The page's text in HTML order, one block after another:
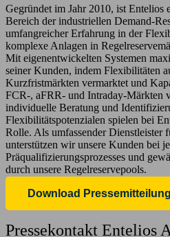
Gegründet im Jahr 2010, ist Entelios
Bereich der industriellen Demand-
umfangreicher Erfahrung in der
komplexe Anlagen in
Mit eigenentwickelten Systemen
seiner Kunden, indem Flexibilitäten
Kurzfristmärkten vermarktet und
FCR-, aFRR- und Intraday-Märkten
individuelle Beratung und
Flexibilitätspotenzialen spielen bei
Rolle. Als umfassender Dienstleister
unterstützen wir unsere Kunden bei
Präqualifizierungsprozesses und
durch unsere Regelreservepools.
Download
Pressekontakt Entelios